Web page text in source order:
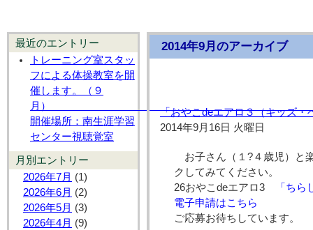
最近のエントリー
トレーニング室スタッ
フによる体操教室を開
催します。（９
月
開催場所：南生涯学習
センター視聴覚室
月別エントリー
2026年7月 (1)
2026年6月 (2)
2026年5月 (3)
2026年4月 (9)
2014年9月のアーカイブ
「おやこdeエアロ３（キッズ・
2014年9月16日 火曜日
お子さん（１?４歳児）と
クしてみてください。
26おやこdeエアロ3
「ちら
電子申請はこちら
ご応募お待ちしています。